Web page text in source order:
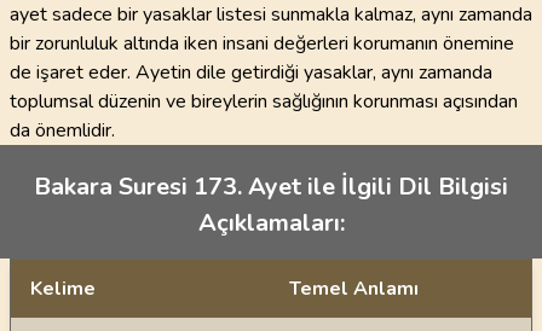
ayet sadece bir yasaklar listesi sunmakla kalmaz, aynı zamanda
bir zorunluluk altında iken insani değerleri korumanın önemine
de işaret eder. Ayetin dile getirdiği yasaklar, aynı zamanda
toplumsal düzenin ve bireylerin sağlığının korunması açısından
da önemlidir.
Bakara Suresi 173. Ayet ile İlgili Dil Bilgisi
Açıklamaları:
Kelime Temel Anlamı